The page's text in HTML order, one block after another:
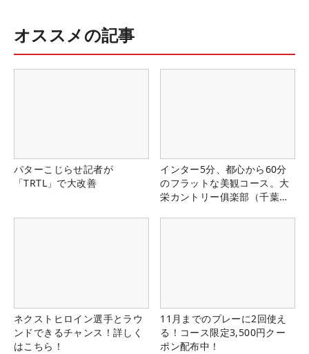
オススメの記事
パターこじらせ記者が
「TRTL」で大改善
インター5分、都心から60分
のフラットな美観コース。大
栄カントリー俱楽部（千葉
ネクストヒロイン選手とラウ
ンドできるチャンス！詳しく
はこちら！
11月までのプレーに2回使え
る！コース限定3,500円クー
ポン配布中！